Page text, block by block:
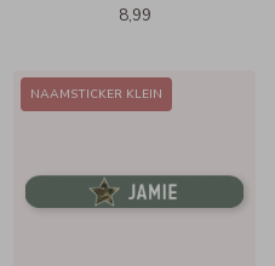
8,99
NAAMSTICKER KLEIN